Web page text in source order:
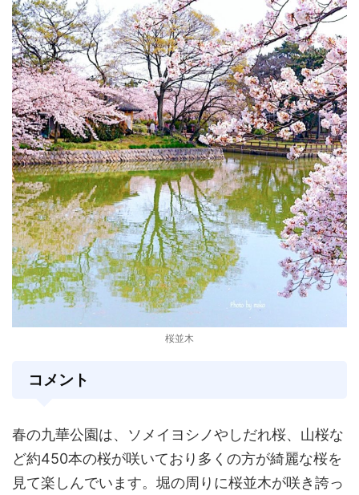
桜並木
コメント
春の九華公園は、ソメイヨシノやしだれ桜、山桜な
ど約450本の桜が咲いており多くの方が綺麗な桜を
見て楽しんでいます。堀の周りに桜並木が咲き誇っ